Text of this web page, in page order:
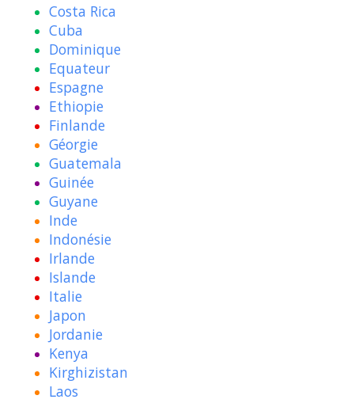
Costa Rica
Cuba
Dominique
Equateur
Espagne
Ethiopie
Finlande
Géorgie
Guatemala
Guinée
Guyane
Inde
Indonésie
Irlande
Islande
Italie
Japon
Jordanie
Kenya
Kirghizistan
Laos